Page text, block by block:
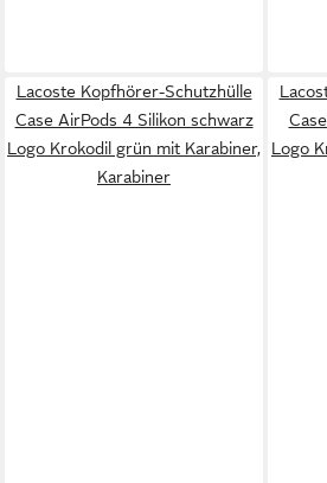
Lacoste Kopfhörer-Schutzhülle
Case AirPods 4 Silikon schwarz
Logo Krokodil grün mit Karabiner,
Karabiner
Logo